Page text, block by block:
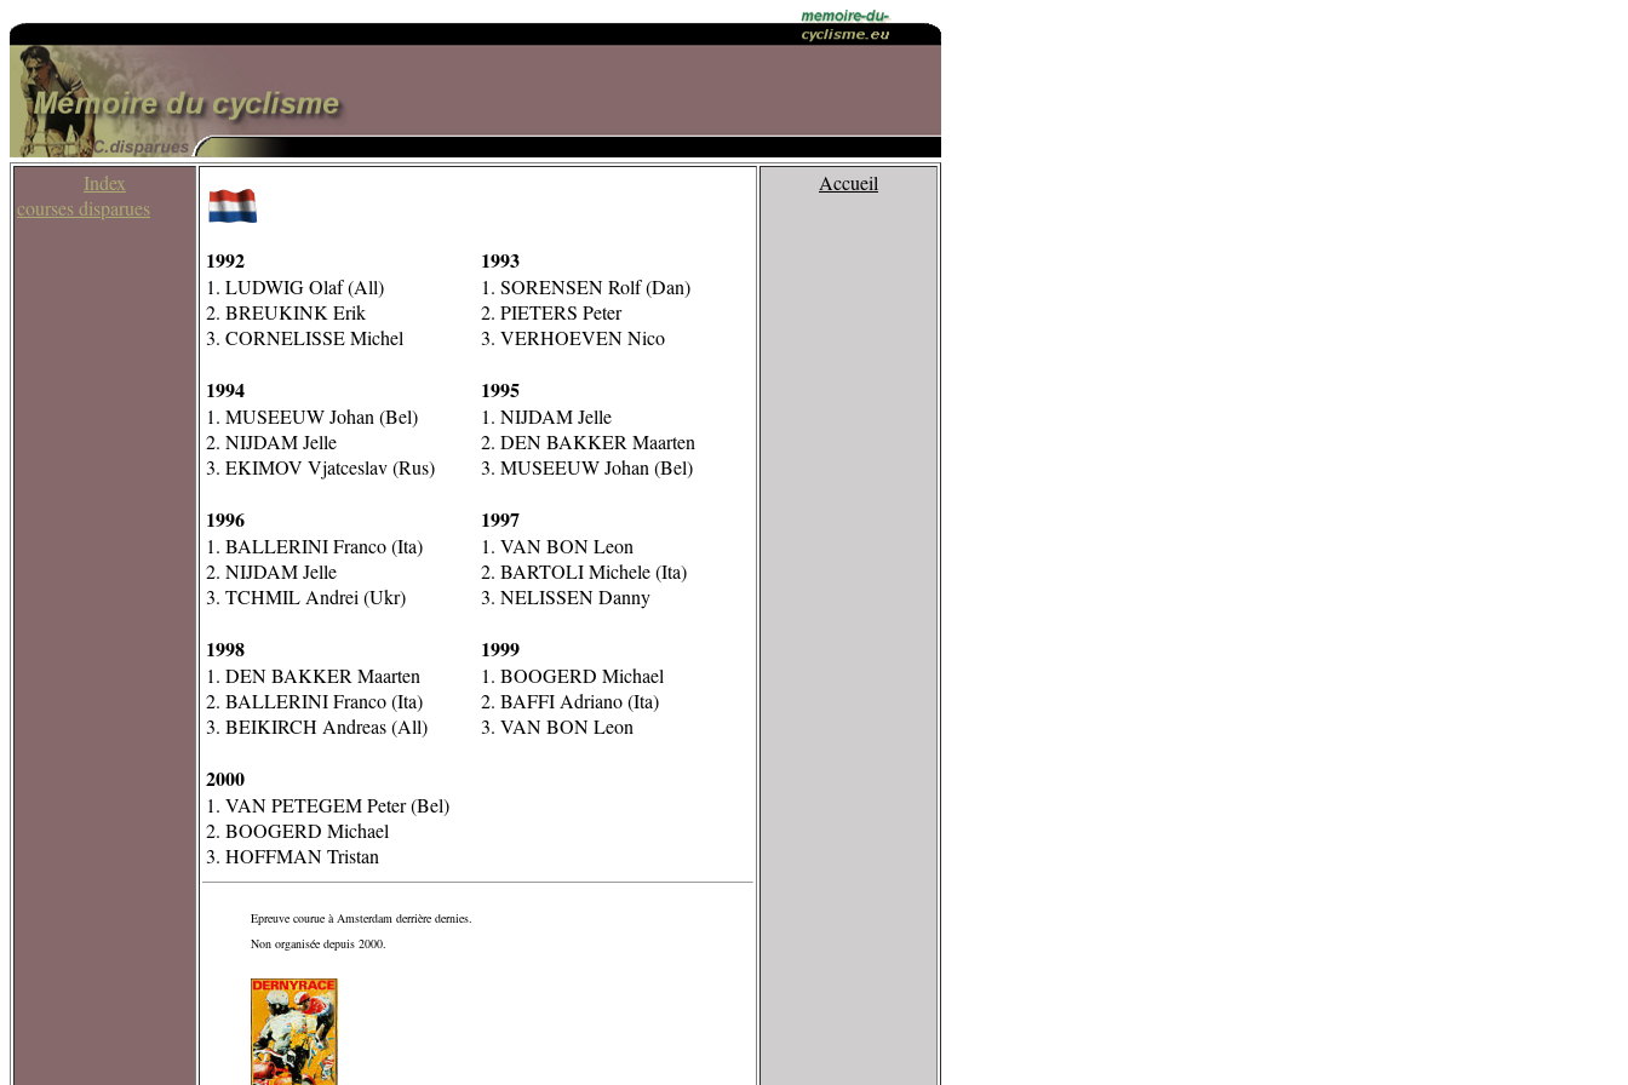
Index
courses disparues
1992
1. LUDWIG Olaf (All)
2. BREUKINK Erik
3. CORNELISSE Michel
1994
1. MUSEEUW Johan (Bel)
2. NIJDAM Jelle
3. EKIMOV Vjatceslav (Rus)
1996
1. BALLERINI Franco (Ita)
2. NIJDAM Jelle
3. TCHMIL Andrei (Ukr)
1998
1. DEN BAKKER Maarten
2. BALLERINI Franco (Ita)
3. BEIKIRCH Andreas (All)
2000
1. VAN PETEGEM Peter (Bel)
2. BOOGERD Michael
3. HOFFMAN Tristan
1993
1. SORENSEN Rolf (Dan)
2. PIETERS Peter
3. VERHOEVEN Nico
1995
1. NIJDAM Jelle
2. DEN BAKKER Maarten
3. MUSEEUW Johan (Bel)
1997
1. VAN BON Leon
2. BARTOLI Michele (Ita)
3. NELISSEN Danny
1999
1. BOOGERD Michael
2. BAFFI Adriano (Ita)
3. VAN BON Leon
Epreuve courue à Amsterdam derrière dernies.
Non organisée depuis 2000.
Accueil